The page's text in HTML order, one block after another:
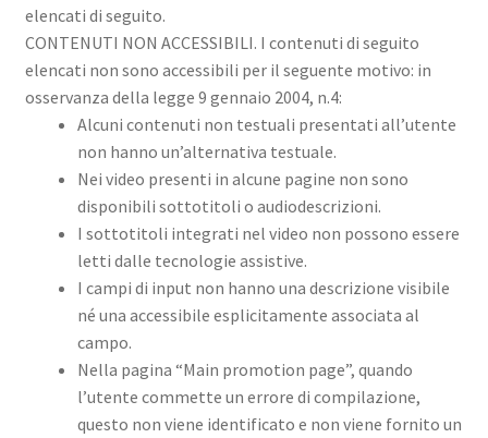
elencati di seguito.
CONTENUTI NON ACCESSIBILI. I contenuti di seguito
elencati non sono accessibili per il seguente motivo: in
osservanza della legge 9 gennaio 2004, n.4:
Alcuni contenuti non testuali presentati all’utente
non hanno un’alternativa testuale.
Nei video presenti in alcune pagine non sono
disponibili sottotitoli o audiodescrizioni.
I sottotitoli integrati nel video non possono essere
letti dalle tecnologie assistive.
I campi di input non hanno una descrizione visibile
né una accessibile esplicitamente associata al
campo.
Nella pagina “Main promotion page”, quando
l’utente commette un errore di compilazione,
questo non viene identificato e non viene fornito un